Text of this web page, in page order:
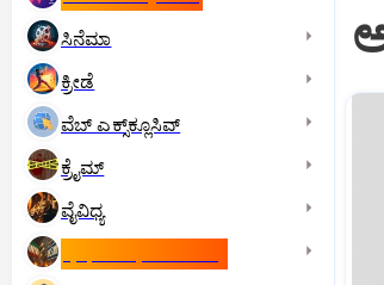
ಸಿನೆಮಾ
ಕ್ರೀಡೆ
ವೆಬ್ ಎಕ್ಸ್‌ಕ್ಲೂಸಿವ್
ಕ್ರೈಮ್
ವೈವಿಧ್ಯ